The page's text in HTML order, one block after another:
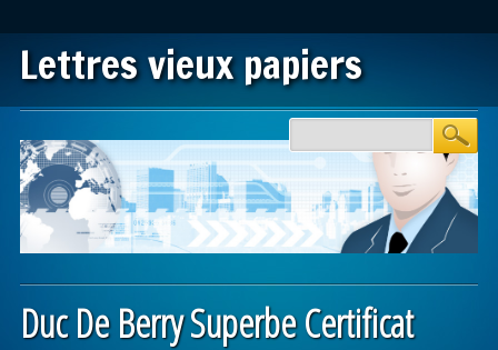
Lettres vieux papiers
Main menu
Duc De Berry Superbe Certificat